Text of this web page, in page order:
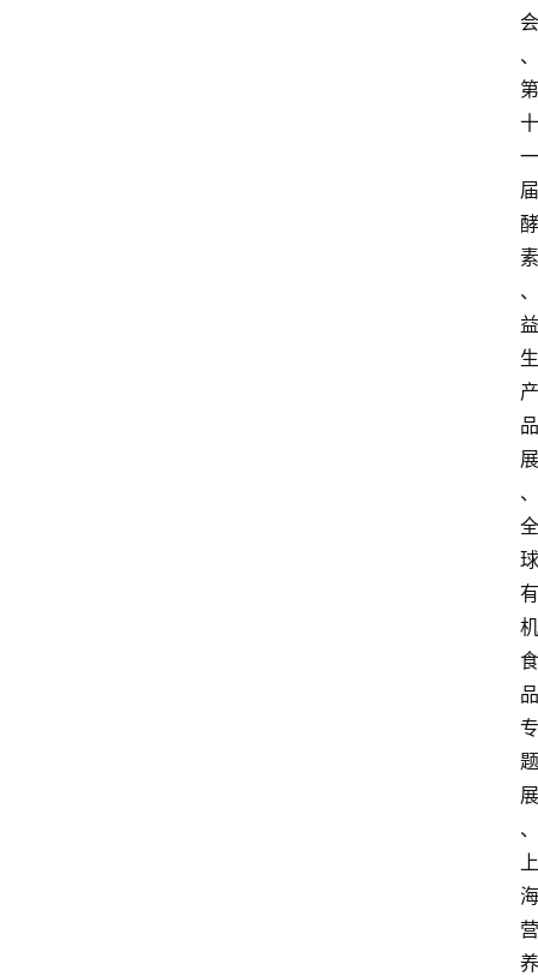
会
、
第
十
一
届
酵
素
、
益
生
产
品
展
、
全
球
有
机
食
品
专
题
展
、
上
海
营
养